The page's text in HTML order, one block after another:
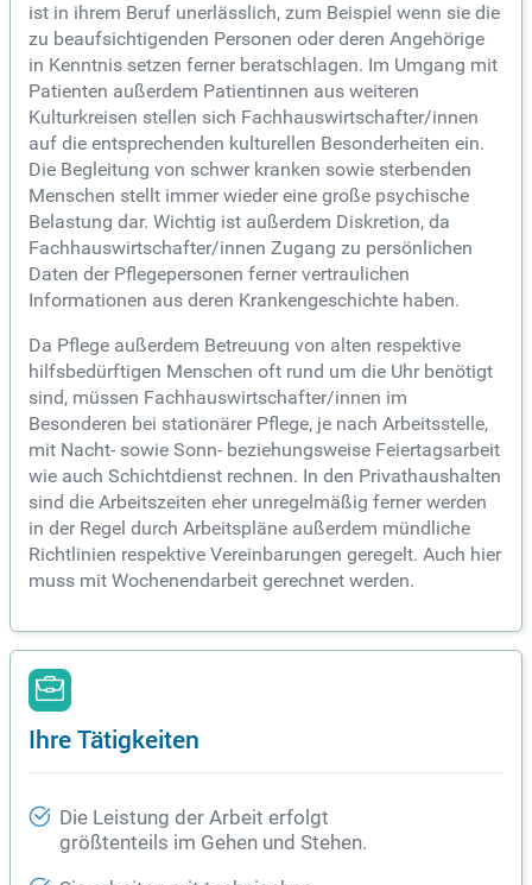
ist in ihrem Beruf unerlässlich, zum Beispiel wenn sie die
zu beaufsichtigenden Personen oder deren Angehörige
in Kenntnis setzen ferner beratschlagen. Im Umgang mit
Patienten außerdem Patientinnen aus weiteren
Kulturkreisen stellen sich Fachhauswirtschafter/innen
auf die entsprechenden kulturellen Besonderheiten ein.
Die Begleitung von schwer kranken sowie sterbenden
Menschen stellt immer wieder eine große psychische
Belastung dar. Wichtig ist außerdem Diskretion, da
Fachhauswirtschafter/innen Zugang zu persönlichen
Daten der Pflegepersonen ferner vertraulichen
Informationen aus deren Krankengeschichte haben.
Da Pflege außerdem Betreuung von alten respektive
hilfsbedürftigen Menschen oft rund um die Uhr benötigt
sind, müssen Fachhauswirtschafter/innen im
Besonderen bei stationärer Pflege, je nach Arbeitsstelle,
mit Nacht- sowie Sonn- beziehungsweise Feiertagsarbeit
wie auch Schichtdienst rechnen. In den Privathaushalten
sind die Arbeitszeiten eher unregelmäßig ferner werden
in der Regel durch Arbeitspläne außerdem mündliche
Richtlinien respektive Vereinbarungen geregelt. Auch hier
muss mit Wochenendarbeit gerechnet werden.
Ihre Tätigkeiten
Die Leistung der Arbeit erfolgt
größtenteils im Gehen und Stehen.